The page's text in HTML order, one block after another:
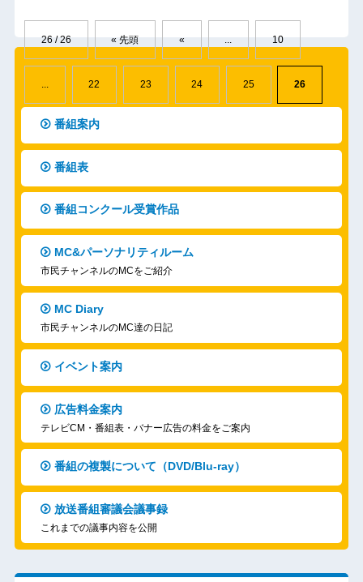
26 / 26 « 先頭 « ... 10
... 22 23 24 25 26
番組案内
番組表
番組コンクール受賞作品
MC&パーソナリティルーム
市民チャンネルのMCをご紹介
MC Diary
市民チャンネルのMC達の日記
イベント案内
広告料金案内
テレビCM・番組表・バナー広告の料金をご案内
番組の複製について（DVD/Blu-ray）
放送番組審議会議事録
これまでの議事内容を公開